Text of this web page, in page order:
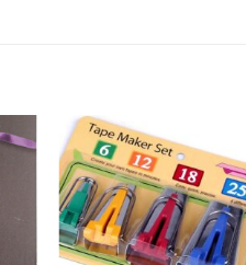
Auf die
Wunschliste